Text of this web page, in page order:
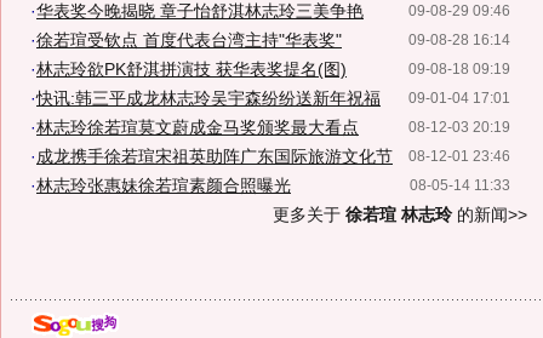
09-08-29 09:46
·华表奖今晚揭晓 章子怡舒淇林志玲三美争艳
09-08-28 16:14
·徐若瑄受钦点 首度代表台湾主持"华表奖"
09-08-18 09:19
·林志玲欲PK舒淇拼演技 获华表奖提名(图)
09-01-04 17:01
·快讯:韩三平成龙林志玲吴宇森纷纷送新年祝福
08-12-03 20:19
·林志玲徐若瑄莫文蔚成金马奖颁奖最大看点
08-12-01 23:46
·成龙携手徐若瑄宋祖英助阵广东国际旅游文化节
08-05-14 11:33
·林志玲张惠妹徐若瑄素颜合照曝光
更多关于 徐若瑄 林志玲的新闻>>